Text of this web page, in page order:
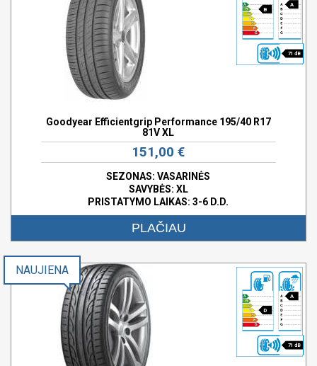
B
A
71 dB
Goodyear Efficientgrip Performance 195/40 R17
81V XL
151,00 €
SEZONAS: VASARINĖS
SAVYBĖS: XL
PRISTATYMO LAIKAS: 3-6 D.D.
PLAČIAU
D
A
71 dB
NAUJIENA